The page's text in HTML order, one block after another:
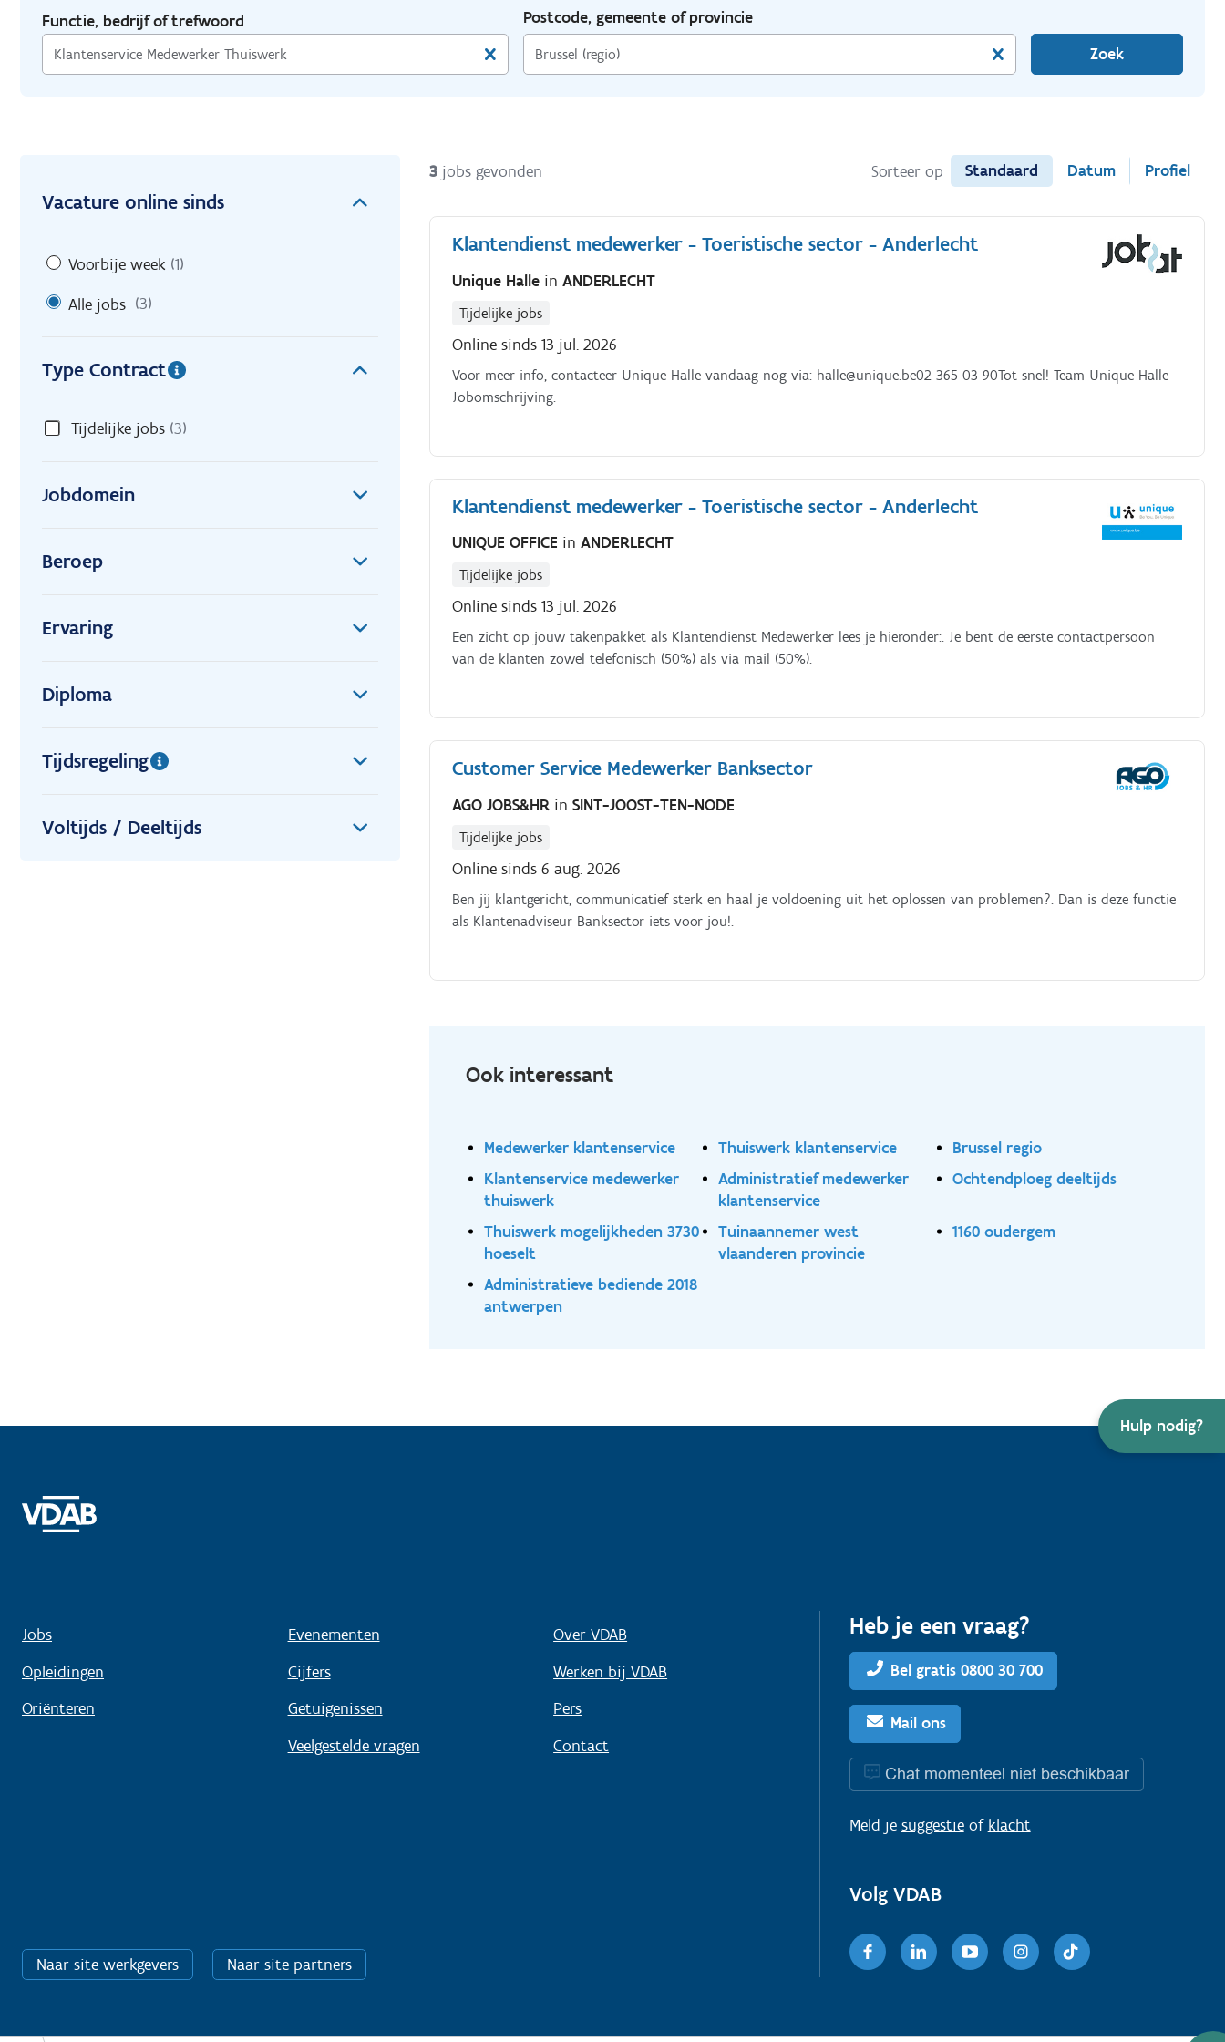
Hulp nodig?
Functie, bedrijf of trefwoord
Postcode, gemeente of provincie
Zoek
Vacature online sinds
Voorbije week (1)
Alle jobs (3)
Type Contract
Tijdelijke jobs (3)
Jobdomein
Beroep
Ervaring
Diploma
Tijdsregeling
Voltijds / Deeltijds
3 jobs gevonden Sorteer op Standaard Datum Profiel
Klantendienst medewerker - Toeristische sector - Anderlecht
Unique Halle inANDERLECHT
Tijdelijke jobs
Online sinds 13 jul. 2026
Voor meer info, contacteer Unique Halle vandaag nog via: halle@unique.be02 365 03 90Tot snel! Team Unique Halle
Jobomschrijving.
Klantendienst medewerker - Toeristische sector - Anderlecht
UNIQUE OFFICE inANDERLECHT
Tijdelijke jobs
Online sinds 13 jul. 2026
Een zicht op jouw takenpakket als Klantendienst Medewerker lees je hieronder:. Je bent de eerste contactpersoon
van de klanten zowel telefonisch (50%) als via mail (50%).
Customer Service Medewerker Banksector
AGO JOBS&HR inSINT-JOOST-TEN-NODE
Tijdelijke jobs
Online sinds 6 aug. 2026
Ben jij klantgericht, communicatief sterk en haal je voldoening uit het oplossen van problemen?. Dan is deze functie
als Klantenadviseur Banksector iets voor jou!.
Ook interessant
Medewerker klantenservice Thuiswerk klantenservice
Brussel regio
Klantenservice medewerker
thuiswerk
Administratief medewerker
klantenservice
Ochtendploeg deeltijds
Thuiswerk mogelijkheden 3730
hoeselt
Tuinaannemer west
vlaanderen provincie
1160 oudergem
Administratieve bediende 2018
antwerpen
Jobs
Opleidingen
Oriënteren
Evenementen
Cijfers
Getuigenissen
Veelgestelde vragen
Over VDAB
Werken bij VDAB
Pers
Contact
Naar site werkgevers Naar site partners
Heb je een vraag?
Bel gratis 0800 30 700
Mail ons
Chat momenteel niet beschikbaar
Meld je suggestieof klacht
Volg VDAB
FacebookLinkedinYoutubeInstagram